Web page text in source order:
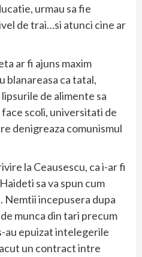
urmau sa fie
de trai…si atunci cine ar
ar fi ajuns maxim
blanareasa ca tatal,
de alimente sa
scoli, universitati de
denigreaza comunismul
la Ceausescu, ca i-ar fi
sa va spun cum
incepusera dupa
munca din tari precum
au epuizat intelegerile
un contract intre